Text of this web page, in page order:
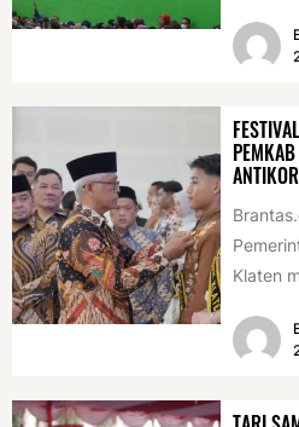
(31/7/
Klaten
pelajar